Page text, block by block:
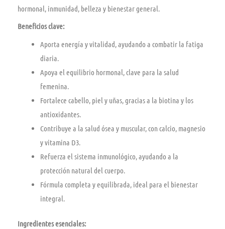
hormonal, inmunidad, belleza y bienestar general.
Beneficios clave:
Aporta energía y vitalidad, ayudando a combatir la fatiga
diaria.
Apoya el equilibrio hormonal, clave para la salud
femenina.
Fortalece cabello, piel y uñas, gracias a la biotina y los
antioxidantes.
Contribuye a la salud ósea y muscular, con calcio, magnesio
y vitamina D3.
Refuerza el sistema inmunológico, ayudando a la
protección natural del cuerpo.
Fórmula completa y equilibrada, ideal para el bienestar
integral.
Ingredientes esenciales: